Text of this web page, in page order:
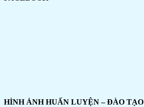
HÌNH ẢNH HUẤN LUYỆN – ĐÀO TẠO